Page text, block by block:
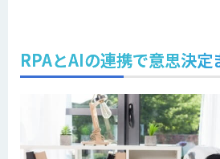
RPAとAIの連携で意思決定